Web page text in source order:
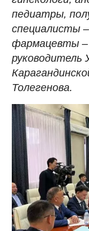
педиатры,
специалисты
фармацевты –
руководитель
Толегенова.